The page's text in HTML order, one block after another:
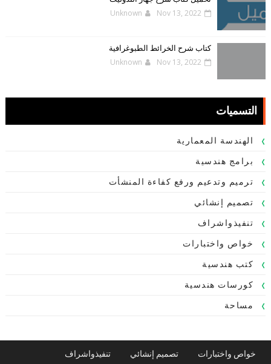
Unknown Nov 13, 2022
كتاب شرح الخرائط الطبوغرافية
Unknown Nov 13, 2022
التسميات
الهندسة المعمارية
برامج هندسية
ترميم وتدعيم ورفع كفاءة المنشأت
تصميم إنشائي
تنفيذواشراف
خواص واختبارات
كتب هندسية
كورسات هندسية
مساحة
خواص واختبارات تصميم إنشائي تنفيذواشراف